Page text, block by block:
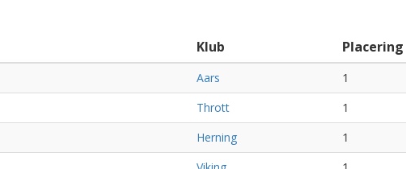
Klub Placering
Aars 1
Thrott 1
Herning 1